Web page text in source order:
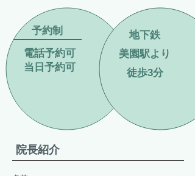
電話予約可
​当日予約可
予約制
地下鉄
美園駅より
​徒歩3分
院長紹介